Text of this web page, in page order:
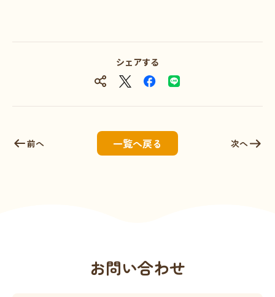
シェアする
前へ 一覧へ戻る 次へ
お問い合わせ